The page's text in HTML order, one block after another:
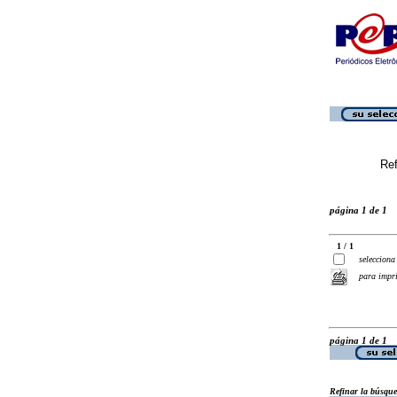
página 1 de 1
1 / 1
selecciona
para
página 1 de 1
Refinar la